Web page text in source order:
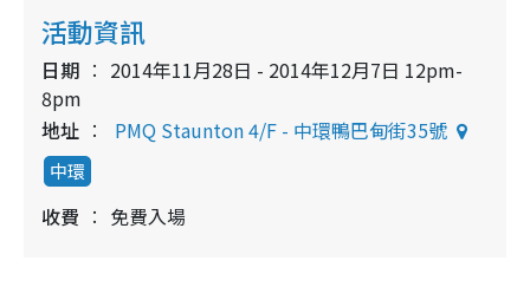
活動資訊
日期
2014年11月28日 - 2014年12月7日 12pm-
8pm
地址
PMQ Staunton 4/F - 中環鴨巴甸街35號
中環
收費 免費入場